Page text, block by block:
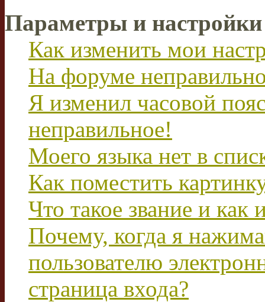
Параметры и настройки
Как изменить мои
На форуме
Я изменил часовой
неправильное!
Моего языка нет в
Как поместить
Что такое звание и как
Почему, когда я
пользователю
страница входа?